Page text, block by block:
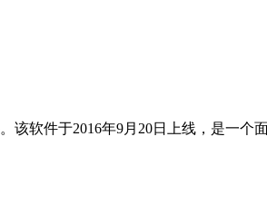
该软件于2016年9月20日上线，是一